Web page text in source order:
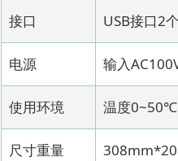
接口 USB接口2
电源 输入
使用环境 温度0~50℃
尺寸重量